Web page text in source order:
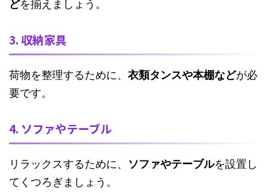
どを揃えましょう。
3. 収納家具
荷物を整理するために、 衣類タンスや本棚などが必
要です。
4. ソファやテーブル
リラックスするために、 ソファやテーブルを設置し
てくつろぎましょう。